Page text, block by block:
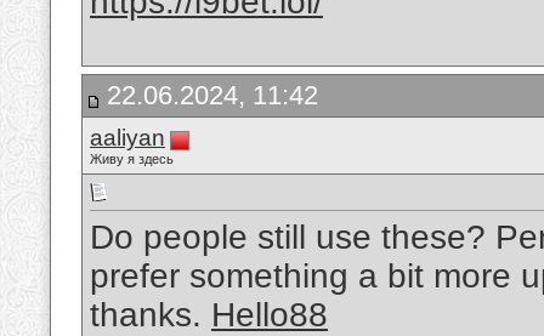
22.06.2024, 11:42
aaliyan
Живу я здесь
Do people still use these?
prefer something a bit more
thanks. Hello88